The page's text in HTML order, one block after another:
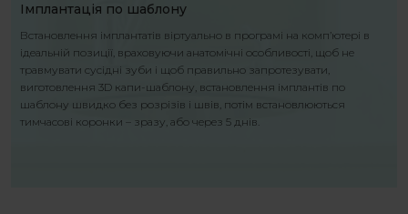
Імплантація по шаблону
Встановлення імплантатів віртуально в програмі на комп’ютері в
ідеальній позиції, враховуючи анатомічні особливості, щоб не
травмувати сусідні зуби і щоб правильно запротезувати,
виготовлення 3D капи-шаблону, встановлення імплантів по
шаблону швидко без розрізів і швів, потім встановлюються
тимчасові коронки – зразу, або через 5 днів.